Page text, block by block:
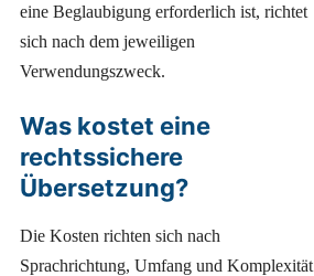
eine Beglaubigung erforderlich ist, richtet
sich nach dem jeweiligen
Verwendungszweck.
Was kostet eine
rechtssichere
Übersetzung?
Die Kosten richten sich nach
Sprachrichtung, Umfang und Komplexität